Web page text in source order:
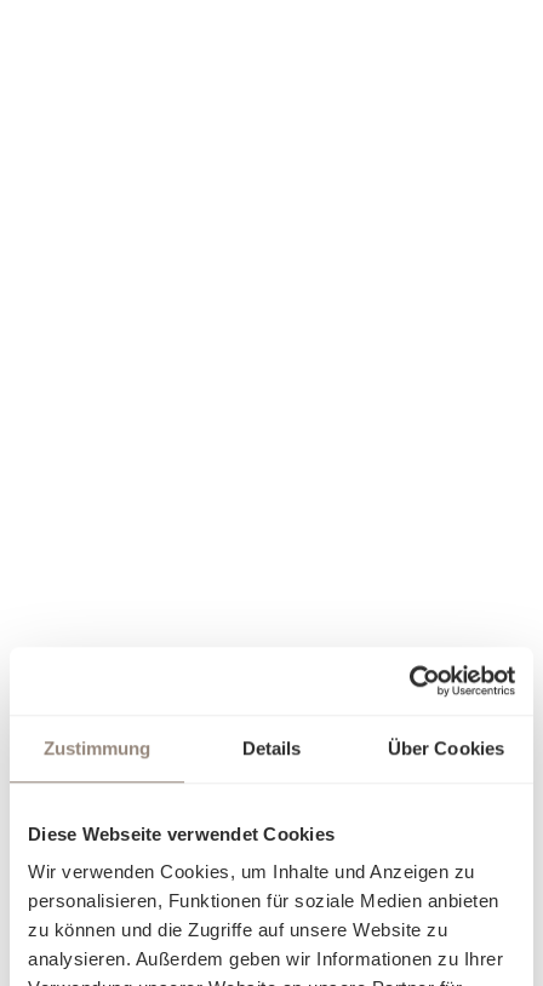
Zustimmung Details Über Cookies
Diese Webseite verwendet Cookies
Wir verwenden Cookies, um Inhalte und Anzeigen zu
personalisieren, Funktionen für soziale Medien anbieten
zu können und die Zugriffe auf unsere Website zu
analysieren. Außerdem geben wir Informationen zu Ihrer